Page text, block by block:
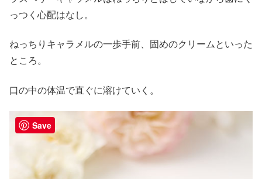
っつく心配はなし。
ねっちりキャラメルの一歩手前、固めのクリームといった
ところ。
口の中の体温で直ぐに溶けていく。
Save